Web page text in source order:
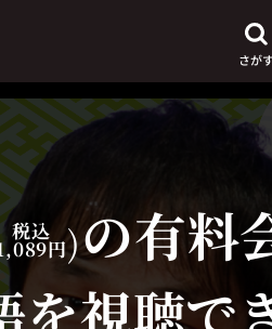
さが
さがす
税込
円)の有料
を視聴で